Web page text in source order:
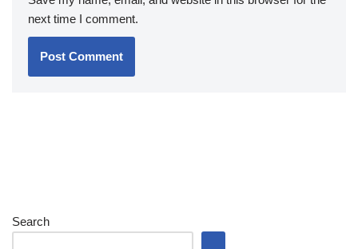
next time I comment.
Search